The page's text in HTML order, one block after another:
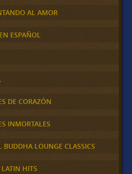
AL AMOR
ESPAÑOL
DE CORAZÓN
INMORTALES
BUDDHA LOUNGE CLASSICS
LATIN HITS